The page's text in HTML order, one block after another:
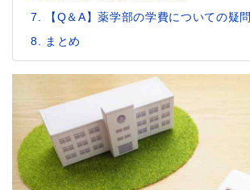
【Q＆A】薬学部の学費についての疑問
まとめ